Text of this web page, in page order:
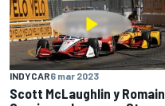
INDYCAR6 mar 2023
Scott McLaughlin y Romain